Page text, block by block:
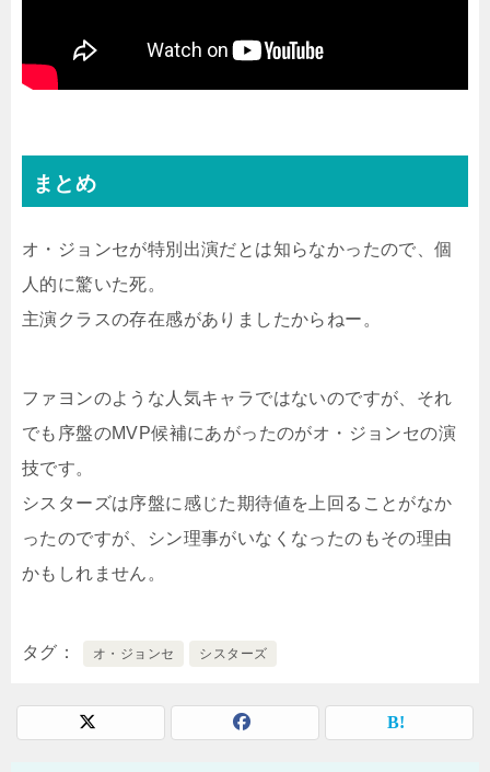
まとめ
オ・ジョンセが特別出演だとは知らなかったので、個
人的に驚いた死。
主演クラスの存在感がありましたからねー。
ファヨンのような人気キャラではないのですが、それ
でも序盤のMVP候補にあがったのがオ・ジョンセの演
技です。
シスターズは序盤に感じた期待値を上回ることがなか
ったのですが、シン理事がいなくなったのもその理由
かもしれません。
タグ オ・ジョンセ シスターズ